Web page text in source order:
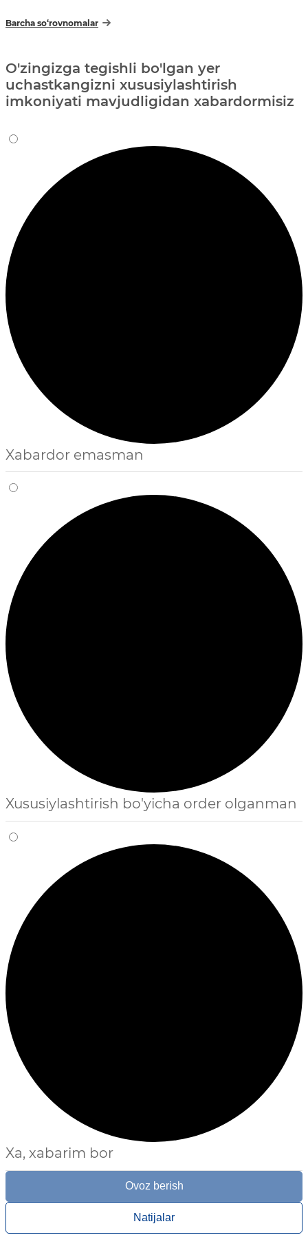
Barcha so‘rovnomalar
O'zingizga tegishli bo'lgan yer
uchastkangizni xususiylashtirish
imkoniyati mavjudligidan xabardormisiz
Xabardor emasman
Xususiylashtirish bo'yicha order olganman
Xa, xabarim bor
Ovoz berish
Natijalar